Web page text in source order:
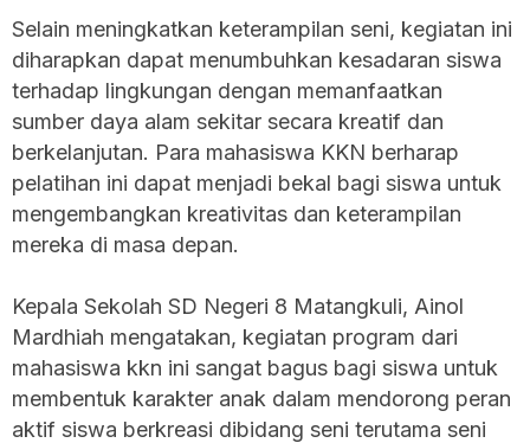
Selain meningkatkan keterampilan seni, kegiatan ini
diharapkan dapat menumbuhkan kesadaran siswa
terhadap lingkungan dengan memanfaatkan
sumber daya alam sekitar secara kreatif dan
berkelanjutan. Para mahasiswa KKN berharap
pelatihan ini dapat menjadi bekal bagi siswa untuk
mengembangkan kreativitas dan keterampilan
mereka di masa depan.
Kepala Sekolah SD Negeri 8 Matangkuli, Ainol
Mardhiah mengatakan, kegiatan program dari
mahasiswa kkn ini sangat bagus bagi siswa untuk
membentuk karakter anak dalam mendorong peran
aktif siswa berkreasi dibidang seni terutama seni